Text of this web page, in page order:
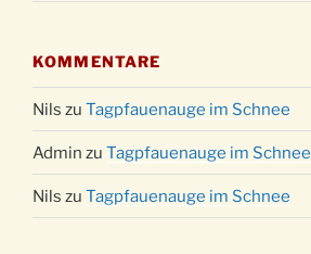
KOMMENTARE
Nils zu Tagpfauenauge im Schnee
Admin zu Tagpfauenauge im Schnee
Nils zu Tagpfauenauge im Schnee